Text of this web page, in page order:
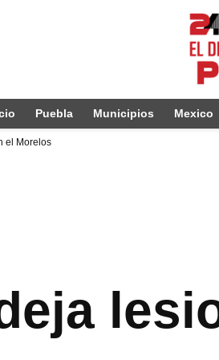
Puebla Municipios Mexico
el Morelos